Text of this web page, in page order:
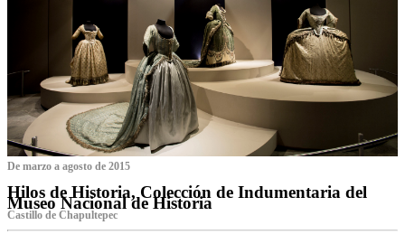
De marzo a agosto de 2015
Hilos de Historia, Colección de Indumentaria del
Museo Nacional de Historia
Castillo de Chapultepec